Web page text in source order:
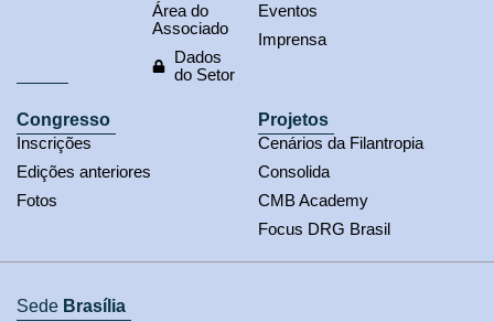
Área do
Associado
Dados
do Setor
Eventos
Imprensa
Congresso
Inscrições
Edições anteriores
Fotos
Projetos
Cenários da Filantropia
Consolida
CMB Academy
Focus DRG Brasil
Sede Brasília